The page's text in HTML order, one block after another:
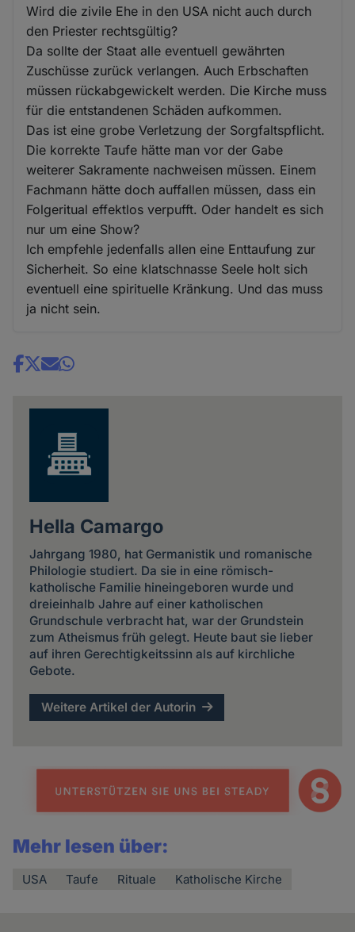
Wird die zivile Ehe in den USA nicht auch durch
den Priester rechtsgültig?
Da sollte der Staat alle eventuell gewährten
Zuschüsse zurück verlangen. Auch Erbschaften
müssen rückabgewickelt werden. Die Kirche muss
für die entstandenen Schäden aufkommen.
Das ist eine grobe Verletzung der Sorgfaltspflicht.
Die korrekte Taufe hätte man vor der Gabe
weiterer Sakramente nachweisen müssen. Einem
Fachmann hätte doch auffallen müssen, dass ein
Folgeritual effektlos verpufft. Oder handelt es sich
nur um eine Show?
Ich empfehle jedenfalls allen eine Enttaufung zur
Sicherheit. So eine klatschnasse Seele holt sich
eventuell eine spirituelle Kränkung. Und das muss
ja nicht sein.
Share
Hella Camargo
Jahrgang 1980, hat Germanistik und romanische
Philologie studiert. Da sie in eine römisch-
katholische Familie hineingeboren wurde und
dreieinhalb Jahre auf einer katholischen
Grundschule verbracht hat, war der Grundstein
zum Atheismus früh gelegt. Heute baut sie lieber
auf ihren Gerechtigkeitssinn als auf kirchliche
Gebote.
Weitere Artikel der Autorin
Mehr lesen über:
USA Taufe Rituale Katholische Kirche